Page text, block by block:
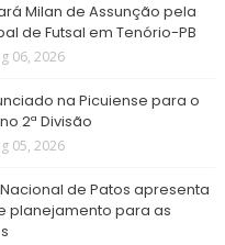
Milan de Assunção pela
de Futsal em Tenório-PB
06, 2026
na Picuiense para o
2ª Divisão
05, 2026
de Patos apresenta
planejamento para as